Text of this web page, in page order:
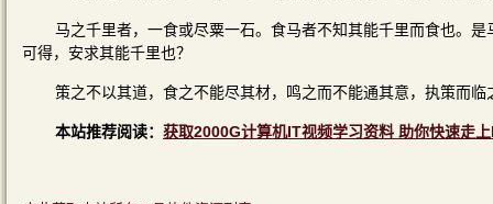
马之千里者，一食或尽粟一石。食马者不知其能千里而食也。
可得，安求其能千里也？
策之不以其道，食之不能尽其材，鸣之而不能通其意，执策而
本站推荐阅读： 获取2000G计算机IT视频学习资料 助你快速走